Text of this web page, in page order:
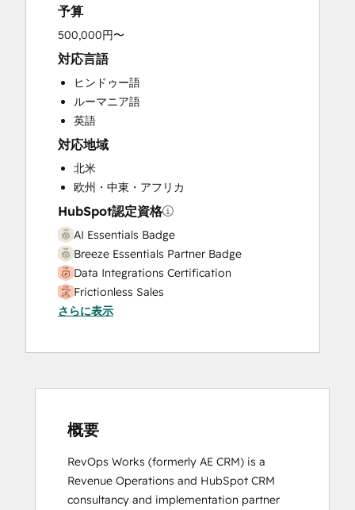
HubSpot Onboarding
Knowledge Base Development
Marketing Hub Enterprise Onboarding
Marketing Hub Professional Onboarding
Programmable Automation
Sales and Marketing Alignment
Sales Coaching and Training
Sales Enablement
Sales Hub Enterprise Onboarding
Sales Hub Professional Onboarding
Service Hub Enterprise Onboarding
Service Hub Professional Onboarding
予算
500,000円〜
対応言語
ヒンドゥー語
ルーマニア語
英語
対応地域
北米
欧州・中東・アフリカ
HubSpot認定資格
AI Essentials Badge
Breeze Essentials Partner Badge
Data Integrations Certification
Frictionless Sales
HubSpot Sales Hub Software
HubSpot Solutions Partner
Inbound Sales
Service Hub Software
さらに表示
概要
RevOps Works (formerly AE CRM) is a
Revenue Operations and HubSpot CRM
consultancy and implementation partner